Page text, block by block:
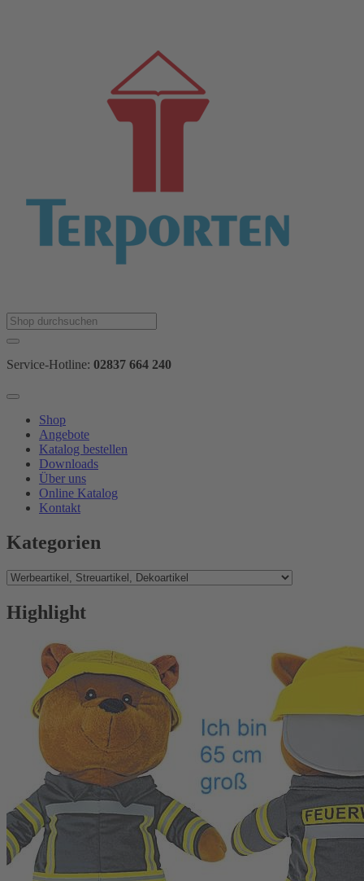
Service-Hotline: 02837 664 240
Shop
Angebote
Katalog bestellen
Downloads
Über uns
Online Katalog
Kontakt
Kategorien
Highlight